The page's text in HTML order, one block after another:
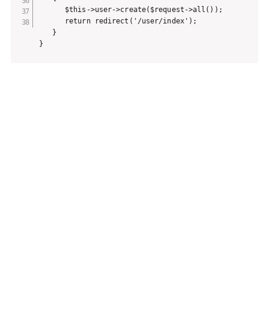
      $this->user->create($request->all());
      return redirect('/user/index');
   }
}